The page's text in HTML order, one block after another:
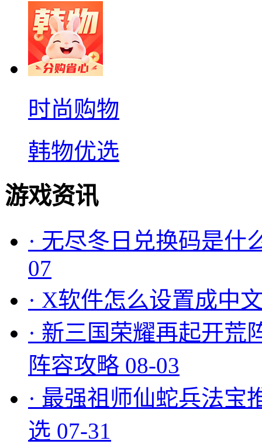
时尚购物
韩物优选
游戏资讯
· 无尽冬日兑换码是什
07
· X软件怎么设置成中
· 新三国荣耀再起开荒
阵容攻略 08-03
· 最强祖师仙蛇兵法宝
选 07-31